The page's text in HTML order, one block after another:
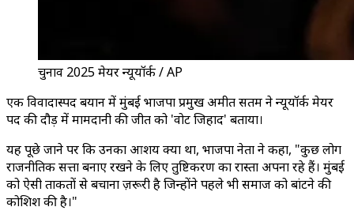
चुनाव 2025 मेयर न्यूयॉर्क / AP
एक विवादास्पद बयान में मुंबई भाजपा प्रमुख अमीत सतम ने न्यूयॉर्क मेयर
पद की दौड़ में मामदानी की जीत को 'वोट जिहाद' बताया।
यह पूछे जाने पर कि उनका आशय क्या था, भाजपा नेता ने कहा, "कुछ लोग
राजनीतिक सत्ता बनाए रखने के लिए तुष्टिकरण का रास्ता अपना रहे हैं। मुंबई
को ऐसी ताकतों से बचाना ज़रूरी है जिन्होंने पहले भी समाज को बांटने की
कोशिश की है।"